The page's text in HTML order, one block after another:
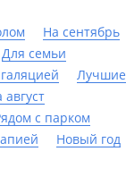
На сентябрь
Для семьи
Лучшие
август
с парком
Новый год